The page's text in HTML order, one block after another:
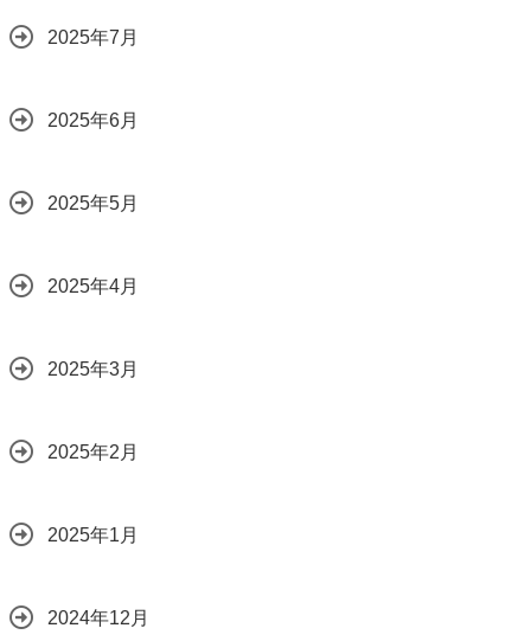
2025年7月
2025年6月
2025年5月
2025年4月
2025年3月
2025年2月
2025年1月
2024年12月